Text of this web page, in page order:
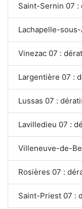
Saint-Sernin 07 :
Lachapelle-
Vinezac 07 :
Largentière 07 :
Lussas 07 :
Lavilledieu 07 :
Villeneuve-de-
Rosières 07 :
Saint-Priest 07 :